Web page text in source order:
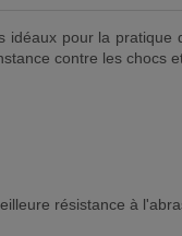
idéaux pour la
contre les chocs
résistance à